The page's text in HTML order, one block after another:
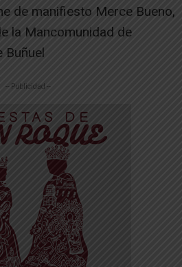
de manifiesto Merce Bueno,
la Mancomunidad de
Buñuel
-- Publicidad --